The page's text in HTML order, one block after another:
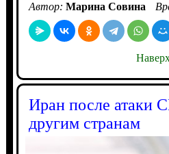
Автор: Марина Совина
Иран после атаки
другим странам